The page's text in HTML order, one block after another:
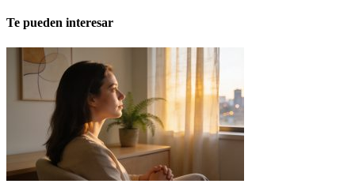
Te pueden interesar